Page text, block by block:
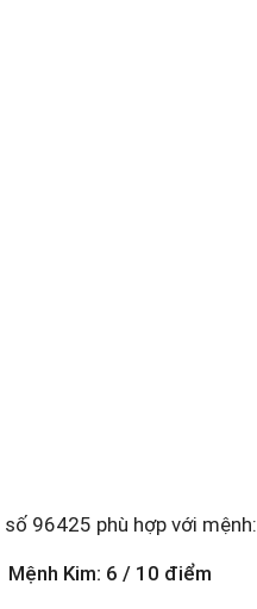
số 96425 phù hợp với mệnh:
Mệnh Kim: 6 / 10 điểm